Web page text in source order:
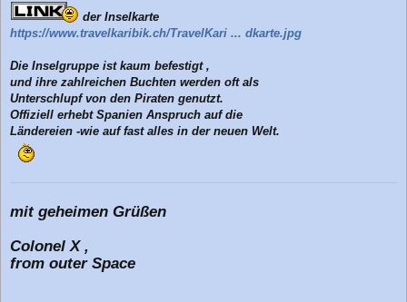
der Inselkarte
https://www.travelkaribik.ch/TravelKari ... dkarte.jpg
Die Inselgruppe ist kaum befestigt ,
und ihre zahlreichen Buchten werden oft als
Unterschlupf von den Piraten genutzt.
Offiziell erhebt Spanien Anspruch auf die
Ländereien -wie auf fast alles in der neuen Welt.
mit geheimen Grüßen
Colonel X ,
from outer Space